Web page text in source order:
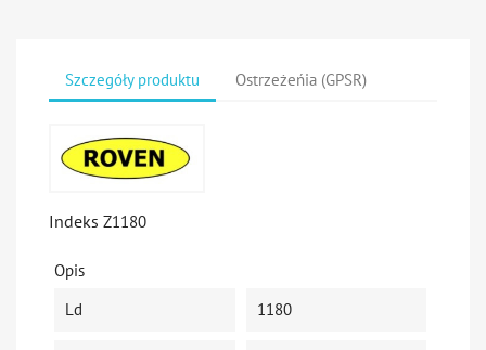
Szczegóły produktu Ostrzeżeńia (GPSR)
Indeks Z1180
Opis
Ld
1180